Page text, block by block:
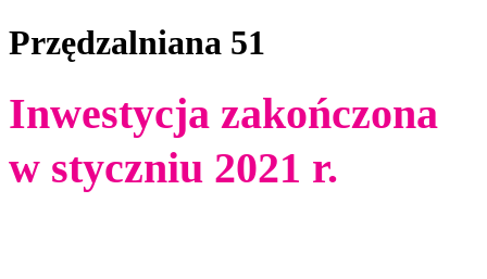
Przędzalniana 51
Inwestycja zakończona
w styczniu 2021 r.